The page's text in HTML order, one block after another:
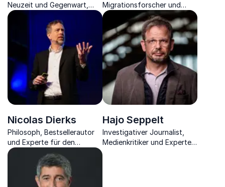
Neuzeit und Gegenwart,
Vordenker, Forscher,
Politikberater &
Bestsellerautor über Ethik
Migrationsforscher und
freier Autor beleuchtet die
Multikulturalität der
heutigen Gesellschaft.
Nicolas Dierks
Philosoph, Bestsellerautor
und Experte für den
Sozialen Wandel durch die
Digitalisierung unserer
Gesellschaft.
Hajo Seppelt
Investigativer Journalist,
Medienkritiker und Experte